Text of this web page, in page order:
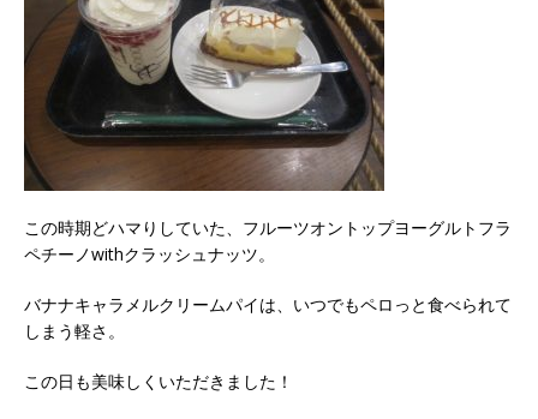
この時期どハマりしていた、フルーツオントップヨーグルトフラ
ペチーノwithクラッシュナッツ。
バナナキャラメルクリームパイは、いつでもペロっと食べられて
しまう軽さ。
この日も美味しくいただきました！